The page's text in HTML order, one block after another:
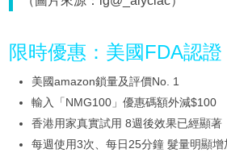
限時優惠：美國FDA認
美國amazon鎖量及評價No. 1
輸入「NMG100」優惠碼額外減$100
香港用家真實試用 8週後效果已經顯著
每週使用3次、每日25分鐘 髮量明顯增